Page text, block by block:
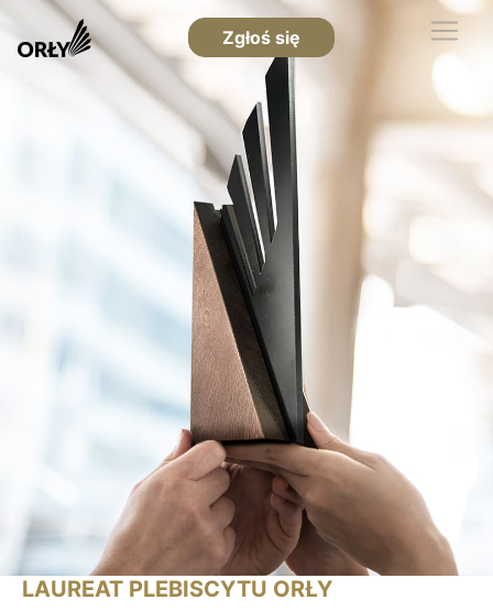
Zgłoś się
LAUREAT PLEBISCYTU ORŁY